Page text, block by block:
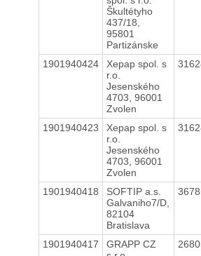
Škultétyho
437/18,
95801
Partizánske
1901940424
Xepap spol. s
r.o.
Jesenského
4703, 96001
Zvolen
1901940423
Xepap spol. s
r.o.
Jesenského
4703, 96001
Zvolen
1901940418
SOFTIP a.s.
Galvaniho7/D,
82104
Bratislava
1901940417
GRAPP CZ